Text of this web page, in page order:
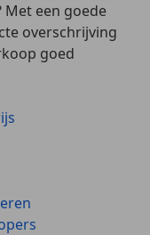
Met een goede
overschrijving
goed